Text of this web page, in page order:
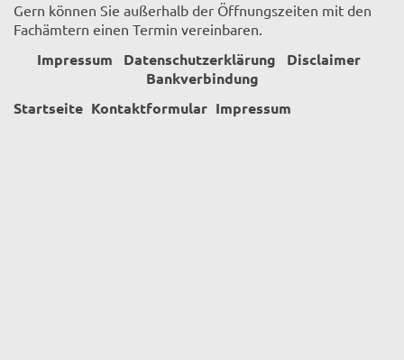
Gern können Sie außerhalb der Öffnungszeiten mit den
Fachämtern einen Termin vereinbaren.
Impressum Datenschutzerklärung
Disclaimer
Bankverbindung
Startseite Kontaktformular Impressum